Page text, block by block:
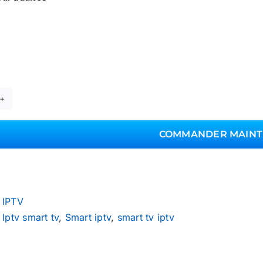
COMMANDER
IPTV
Iptv smart tv, Smart iptv, smart tv iptv